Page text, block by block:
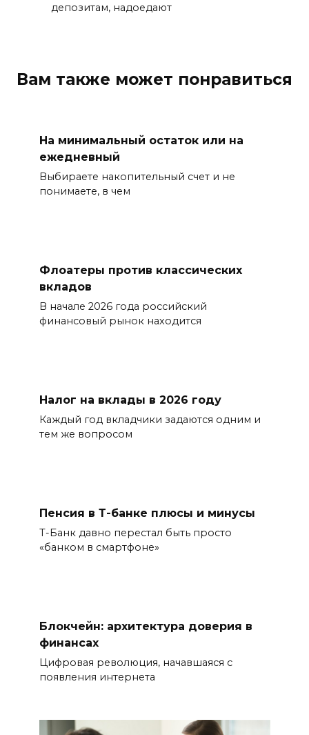
депозитам, надоедают
Вам также может понравиться
На минимальный остаток или на
ежедневный
Выбираете накопительный счет и не
понимаете, в чем
Флоатеры против классических
вкладов
В начале 2026 года российский
финансовый рынок находится
Налог на вклады в 2026 году
Каждый год вкладчики задаются одним и
тем же вопросом
Пенсия в Т-банке плюсы и минусы
Т-Банк давно перестал быть просто
«банком в смартфоне»
Блокчейн: архитектура доверия в
финансах
Цифровая революция, начавшаяся с
появления интернета